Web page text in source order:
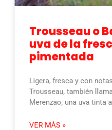
Trousseau o
uva de la
pimentada
Ligera, fresca y con
Trousseau, también
Merenzao, una uva tinta
VER MÁS »